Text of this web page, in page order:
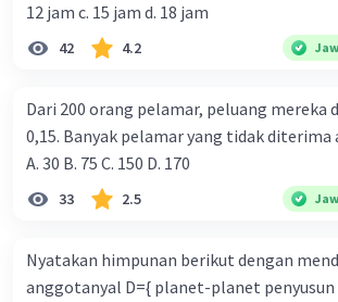
12 jam c. 15 jam d. 18 jam
42 4.2
Dari 200 orang pelamar, peluang mereka
0,15. Banyak pelamar yang tidak diterima
A. 30 B. 75 C. 150 D. 170
33 2.5
Nyatakan himpunan berikut dengan
anggotanyal D={ planet-planet